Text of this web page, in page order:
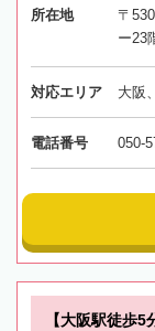
所在地
〒
ー23
対応エリア 大阪
電話番号 050-
【大阪駅徒歩